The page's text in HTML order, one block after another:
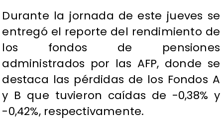
Durante la jornada de este jueves se
entregó el reporte del rendimiento de
los fondos de pensiones
administrados por las AFP, donde se
destaca las pérdidas de los Fondos A
y B que tuvieron caídas de -0,38% y
-0,42%, respectivamente.